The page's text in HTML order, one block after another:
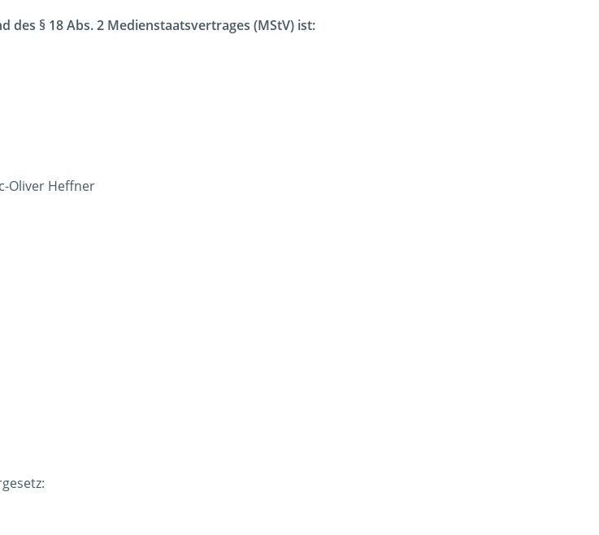
des § 18 Abs. 2 Medienstaatsvertrages (MStV) ist:
Oliver Heffner